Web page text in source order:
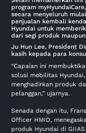
program
secara menyeluruh
penjualan kembali
Hyundai untuk
dari segi produk
Ju Hun Lee, President
kasih kepada para
“Capaian ini
solusi mobilitas
menghadirkan produk
pelanggan,” ujarnya.
Senada dengan itu,
Officer HMID,
produk Hyundai di